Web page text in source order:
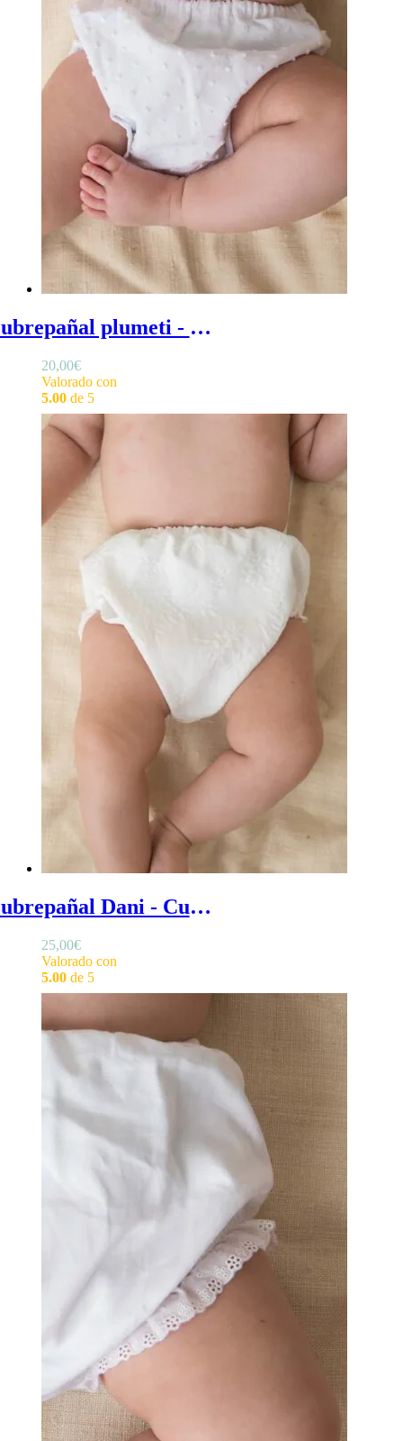
Cubrepañal plumeti - Cubrepañal plumeti blanco con volantitos en las perneras
20,00€
Valorado con
5.00 de 5
Cubrepañal Dani - Cubrepañal bautizo en algodón brocado con volantes en las perneras
25,00€
Valorado con
5.00 de 5